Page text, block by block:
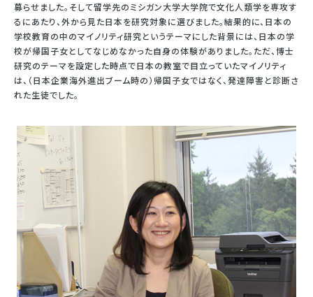
募らせました。そして留学先のミシガン大学大学院で文化人類学を専攻す
るにあたり、外から見た日本を研究対象に選びました。結果的に、日本の
学校教育の中のマイノリティ研究というテーマにした背景には、日本の学
校が帰国子女としてなじめなかった自身の体験がありました。ただ、博士
研究のテーマを設定した時点で日本の教室で目立っていたマイノリティ
は、（日本企業海外進出ブーム時の）帰国子女ではなく、発達障害と診断さ
れた生徒でした。